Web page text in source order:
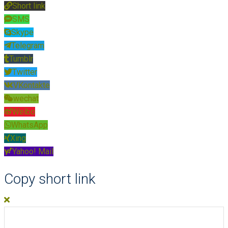
Short link
SMS
Skype
Telegram
Tumblr
Twitter
VKontakte
wechat
Weibo
WhatsApp
Xing
Yahoo! Mail
Copy short link